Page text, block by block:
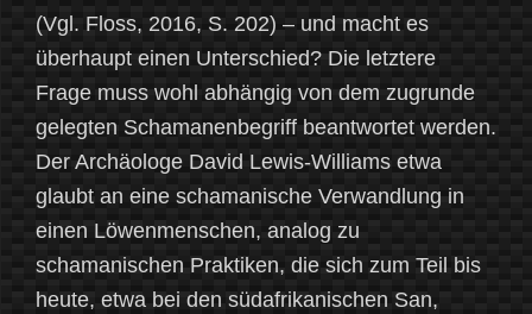
(Vgl. Floss, 2016, S. 202) – und macht es
überhaupt einen Unterschied? Die letztere
Frage muss wohl abhängig von dem zugrunde
gelegten Schamanenbegriff beantwortet werden.
Der Archäologe David Lewis-Williams etwa
glaubt an eine schamanische Verwandlung in
einen Löwenmenschen, analog zu
schamanischen Praktiken, die sich zum Teil bis
heute, etwa bei den südafrikanischen San,